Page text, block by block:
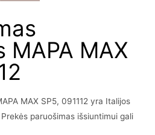
MAPA MAX
MAX SP5, 091112 yra Italijos
paruošimas išsiuntimui gali